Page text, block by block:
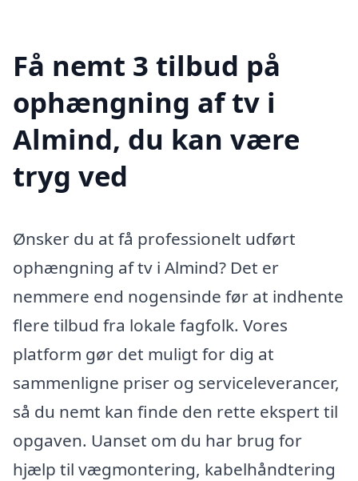
Få nemt 3 tilbud på
ophængning af tv i
Almind, du kan være
tryg ved
Ønsker du at få professionelt udført
ophængning af tv i Almind? Det er
nemmere end nogensinde før at indhente
flere tilbud fra lokale fagfolk. Vores
platform gør det muligt for dig at
sammenligne priser og serviceleverancer,
så du nemt kan finde den rette ekspert til
opgaven. Uanset om du har brug for
hjælp til vægmontering, kabelhåndtering